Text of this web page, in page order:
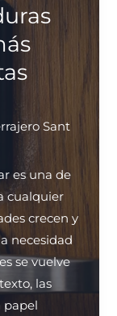
Sant
es una de
cualquier
crecen y
necesidad
se vuelve
las
papel